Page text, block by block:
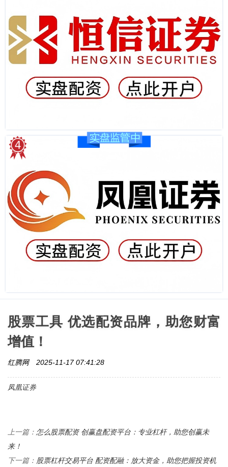
股票工具 优选配资品牌，助您财富
增值！
红腾网 2025-11-17 07:41:28
凤凰证券
上一篇： 怎么股票配资 创赢盘配资平台：专业杠杆，助您创赢未
来！
下一篇： 股票杠杆交易平台 配资配融：放大资金，助您把握投资机